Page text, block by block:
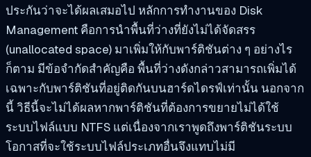
ประกันว่าจะได้ผลเสมอไป หลักการทำงานของ Disk
Management คือการนำพื้นที่ว่างที่ยังไม่ได้จัดสรร
(unallocated space) มาเพิ่มให้กับพาร์ติชันต่าง ๆ อย่างไร
ก็ตาม มีข้อจำกัดสำคัญคือ พื้นที่ว่างดังกล่าวสามารถเพิ่มได้
เฉพาะกับพาร์ติชันที่อยู่ติดกันบนฮาร์ดไดรฟ์เท่านั้น นอกจาก
นี้ วิธีนี้จะไม่ได้ผลหากพาร์ติชันที่ต้องการขยายไม่ได้ใช้
ระบบไฟล์แบบ NTFS แต่เนื่องจากเราพูดถึงพาร์ติชันระบบ
โอกาสที่จะใช้ระบบไฟล์ประเภทอื่นจึงแทบไม่มี